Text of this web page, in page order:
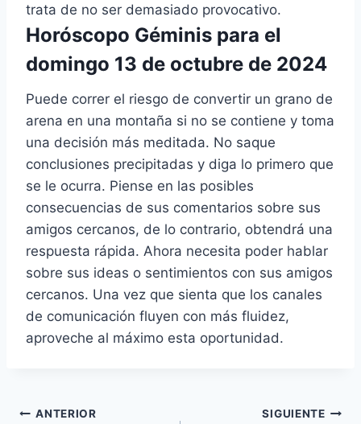
trata de no ser demasiado provocativo.
Horóscopo Géminis para el
domingo 13 de octubre de 2024
Puede correr el riesgo de convertir un grano de
arena en una montaña si no se contiene y toma
una decisión más meditada. No saque
conclusiones precipitadas y diga lo primero que
se le ocurra. Piense en las posibles
consecuencias de sus comentarios sobre sus
amigos cercanos, de lo contrario, obtendrá una
respuesta rápida. Ahora necesita poder hablar
sobre sus ideas o sentimientos con sus amigos
cercanos. Una vez que sienta que los canales
de comunicación fluyen con más fluidez,
aproveche al máximo esta oportunidad.
Navegación
ANTERIOR SIGUIENTE